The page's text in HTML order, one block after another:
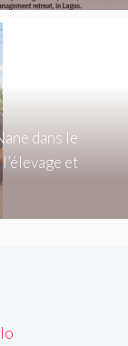
dans le
et